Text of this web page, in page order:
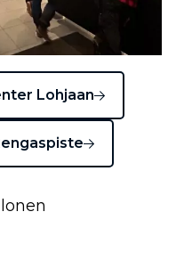
Lohjaan